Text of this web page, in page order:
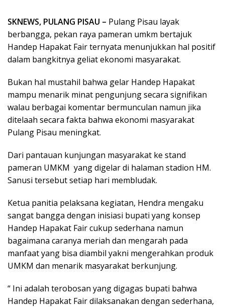
SKNEWS, PULANG PISAU – Pulang Pisau layak
berbangga, pekan raya pameran umkm bertajuk
Handep Hapakat Fair ternyata menunjukkan hal positif
dalam bangkitnya geliat ekonomi masyarakat.
Bukan hal mustahil bahwa gelar Handep Hapakat
mampu menarik minat pengunjung secara signifikan
walau berbagai komentar bermunculan namun jika
ditelaah secara fakta bahwa ekonomi masyarakat
Pulang Pisau meningkat.
Dari pantauan kunjungan masyarakat ke stand
pameran UMKM yang digelar di halaman stadion HM.
Sanusi tersebut setiap hari membludak.
Ketua panitia pelaksana kegiatan, Hendra mengaku
sangat bangga dengan inisiasi bupati yang konsep
Handep Hapakat Fair cukup sederhana namun
bagaimana caranya meriah dan mengarah pada
manfaat yang bisa diambil yakni mengerahkan produk
UMKM dan menarik masyarakat berkunjung.
“ Ini adalah terobosan yang digagas bupati bahwa
Handep Hapakat Fair dilaksanakan dengan sederhana,